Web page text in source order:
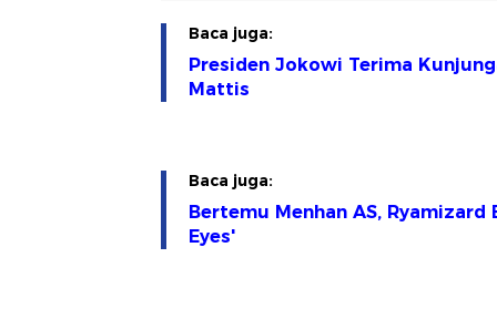
Baca juga:
Presiden Jokowi Terima
Mattis
Baca juga:
Bertemu Menhan AS,
Eyes'